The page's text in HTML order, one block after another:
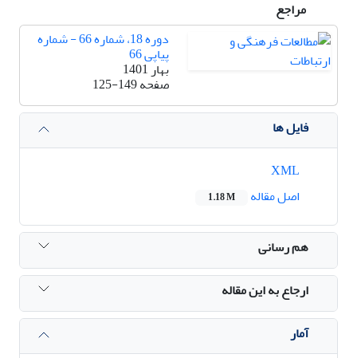
مراجع
دوره 18، شماره 66 - شماره
پیاپی 66
بهار 1401
صفحه125-149
فایل ها
اصل مقاله
1.18 M
هم رسانی
ارجاع به این مقاله
آمار